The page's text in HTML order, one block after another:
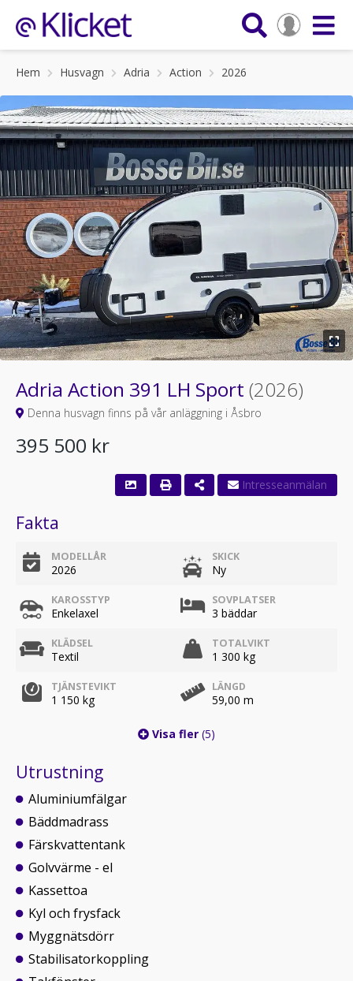
Hem Husvagn Adria Action 2026
Adria Action 391 LH Sport (2026)
Denna husvagn finns på vår anläggning i Åsbro
395 500 kr
Fakta
MODELLÅR
2026
SKICK
Ny
KAROSSTYP
Enkelaxel
SOVPLATSER
3 bäddar
KLÄDSEL
Textil
TOTALVIKT
1 300 kg
TJÄNSTEVIKT
1 150 kg
LÄNGD
59,00 m
Visa fler (5)
Utrustning
Aluminiumfälgar
Bäddmadrass
Färskvattentank
Golvvärme - el
Kassettoa
Kyl och frysfack
Myggnätsdörr
Stabilisatorkoppling